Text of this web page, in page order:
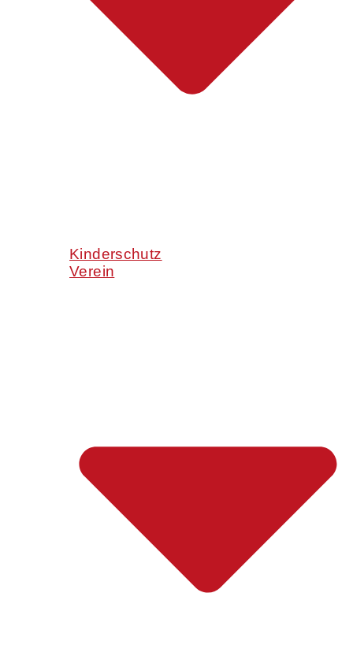
Kinderschutz
Verein